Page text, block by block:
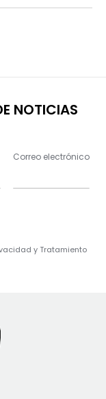
NOTICIAS
Correo electrónico
y Tratamiento